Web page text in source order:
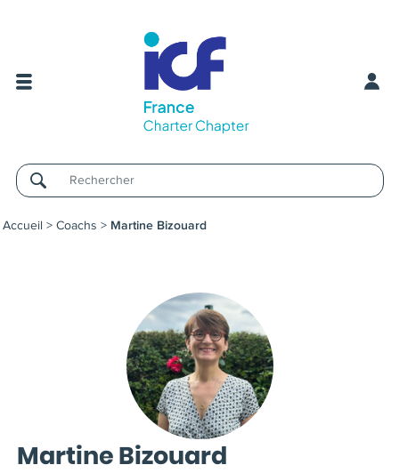
Username
Accueil > Coachs > Martine Bizouard
Martine Bizouard